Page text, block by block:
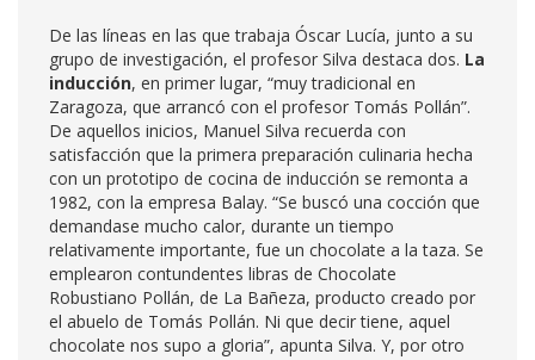
De las líneas en las que trabaja Óscar Lucía, junto a su
grupo de investigación, el profesor Silva destaca dos. La
inducción, en primer lugar, “muy tradicional en
Zaragoza, que arrancó con el profesor Tomás Pollán”.
De aquellos inicios, Manuel Silva recuerda con
satisfacción que la primera preparación culinaria hecha
con un prototipo de cocina de inducción se remonta a
1982, con la empresa Balay. “Se buscó una cocción que
demandase mucho calor, durante un tiempo
relativamente importante, fue un chocolate a la taza. Se
emplearon contundentes libras de Chocolate
Robustiano Pollán, de La Bañeza, producto creado por
el abuelo de Tomás Pollán. Ni que decir tiene, aquel
chocolate nos supo a gloria”, apunta Silva. Y, por otro